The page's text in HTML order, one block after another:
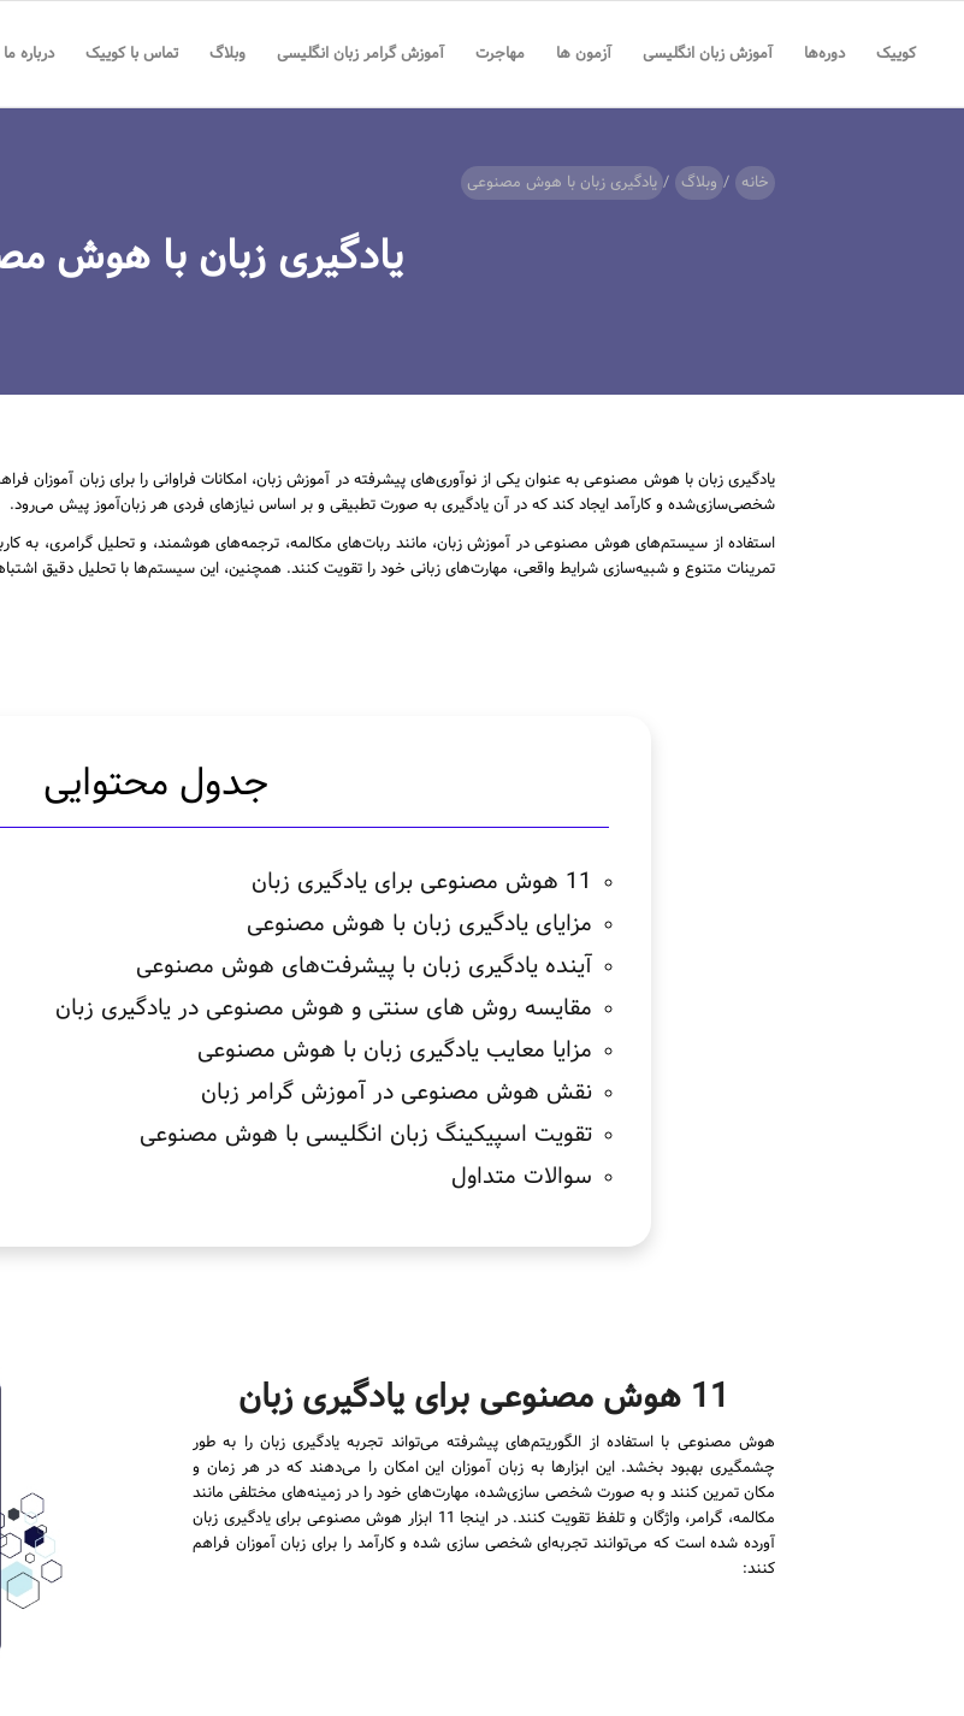
کوییک دوره‌ها آموزش زبان انگلیسی آزمون ها مهاجرت آموزش گرامر زبان انگلیسی وبلاگ تماس با کوییک درباره ما
خانه / وبلاگ / یادگیری زبان با هوش مصنوعی
یادگیری زبان با هوش
یادگیری زبان با هوش مصنوعی به عنوان یکی از نوآوری‌های پیشرفته در آموزش زبان، امکانات فراوانی را برای زبان
شخصی‌سازی‌شده و کارآمد ایجاد کند که در آن یادگیری به صورت تطبیقی و بر اساس نیازهای فردی هر زبان‌آموز پیش می‌رود.
استفاده از سیستم‌های هوش مصنوعی در آموزش زبان، مانند ربات‌های مکالمه، ترجمه‌های هوشمند، و تحلیل گرامری، به
تمرینات متنوع و شبیه‌سازی شرایط واقعی، مهارت‌های زبانی خود را تقویت کنند. همچنین، این سیستم‌ها با تحلیل دقیق
جدول محتوایی
11 هوش مصنوعی برای یادگیری زبان
مزایای یادگیری زبان با هوش مصنوعی
آینده یادگیری زبان با پیشرفت‌های هوش مصنوعی
مقایسه‌ روش‌ های سنتی و هوش مصنوعی در یادگیری زبان
مزایا معایب یادگیری زبان با هوش مصنوعی
نقش هوش مصنوعی در آموزش گرامر زبان
تقویت اسپیکینگ زبان انگلیسی با هوش مصنوعی
سوالات متداول
11 هوش مصنوعی برای یادگیری زبان
هوش مصنوعی با استفاده از الگوریتم‌های پیشرفته می‌تواند تجربه یادگیری زبان را به طور
چشمگیری بهبود بخشد. این ابزارها به زبان ‌آموزان این امکان را می‌دهند که در هر زمان و
مکان تمرین کنند و به صورت شخصی ‌سازی‌شده، مهارت‌های خود را در زمینه‌های مختلفی مانند
مکالمه، گرامر، واژگان و تلفظ تقویت کنند. در اینجا 11 ابزار هوش مصنوعی برای یادگیری زبان
آورده شده است که می‌توانند تجربه‌ای شخصی ‌سازی‌ شده و کارآمد را برای زبان ‌آموزان فراهم
کنند: